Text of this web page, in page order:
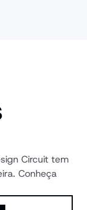
Circuit tem
Conheça